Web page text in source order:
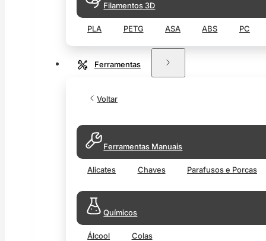
Filamentos 3D
PLA PETG ASA ABS PC
Ferramentas
Voltar
Ferramentas Manuais
Alicates Chaves Parafusos e Porcas
Químicos
Álcool Colas